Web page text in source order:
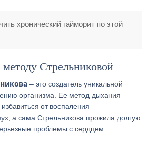
хронический гайморит по этой
Стрельниковой
– это создатель уникальной
организма. Ее метод дыхания
от воспаления
а сама Стрельникова прожила долгую
проблемы с сердцем.